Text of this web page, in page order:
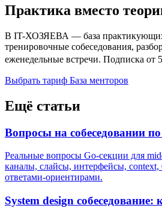
Практика вместо
В IT-ХОЗЯЕВА — база
тренировочные собеседования,
еженедельные встречи. Подписка от
Выбрать тариф База менторов
Ещё статьи
Вопросы на собеседовании
Реальные вопросы Go-секции для
каналы, слайсы, интерфейсы,
ответами-ориентирами.
System design собеседование: